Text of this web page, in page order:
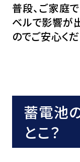
普段、ご家庭
ベルで影響が
のでご安心くだ
蓄電池
とこ？